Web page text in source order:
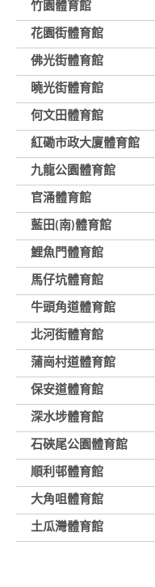
竹園體育館
花園街體育館
佛光街體育館
曉光街體育館
何文田體育館
紅磡市政大廈體育館
九龍公園體育館
官涌體育館
藍田(南)體育館
鯉魚門體育館
馬仔坑體育館
牛頭角道體育館
北河街體育館
蒲崗村道體育館
保安道體育館
深水埗體育館
石硤尾公園體育館
順利邨體育館
大角咀體育館
土瓜灣體育館